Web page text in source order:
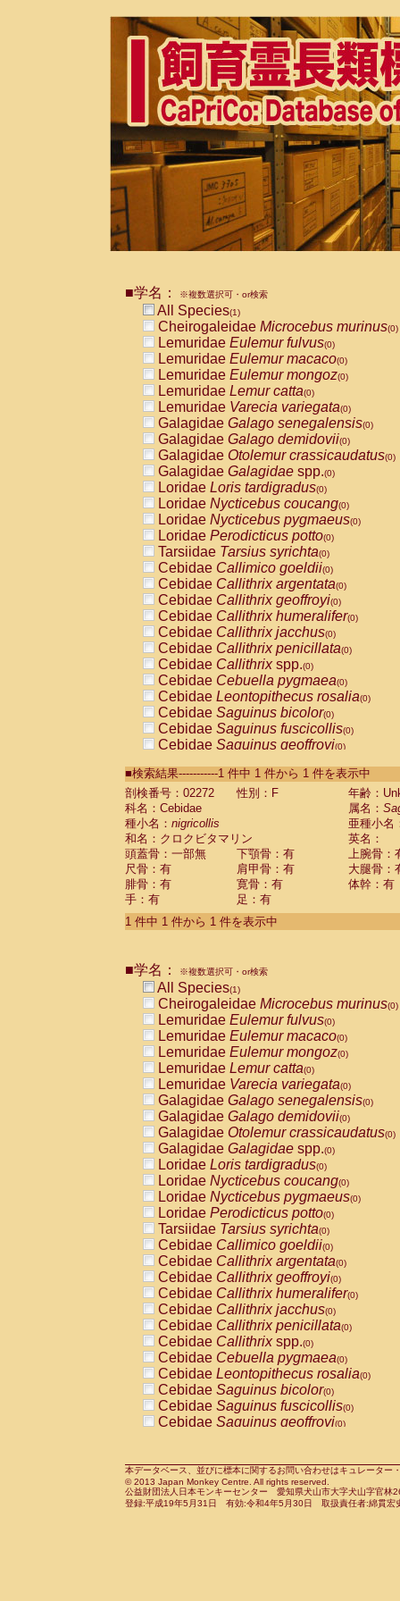
■学名： ※複数選択可・or検索
All Species(1)
Cheirogaleidae Microcebus murinus(0)
Lemuridae Eulemur fulvus(0)
Lemuridae Eulemur macaco(0)
Lemuridae Eulemur mongoz(0)
Lemuridae Lemur catta(0)
Lemuridae Varecia variegata(0)
Galagidae Galago senegalensis(0)
Galagidae Galago demidovii(0)
Galagidae Otolemur crassicaudatus(0)
Galagidae Galagidae spp.(0)
Loridae Loris tardigradus(0)
Loridae Nycticebus coucang(0)
Loridae Nycticebus pygmaeus(0)
Loridae Perodicticus potto(0)
Tarsiidae Tarsius syrichta(0)
Cebidae Callimico goeldii(0)
Cebidae Callithrix argentata(0)
Cebidae Callithrix geoffroyi(0)
Cebidae Callithrix humeralifer(0)
Cebidae Callithrix jacchus(0)
Cebidae Callithrix penicillata(0)
Cebidae Callithrixspp.(0)
Cebidae Cebuella pygmaea(0)
Cebidae Leontopithecus rosalia(0)
Cebidae Saguinus bicolor(0)
Cebidae Saguinus fuscicollis(0)
Cebidae Saguinus geoffroyi(0)
CebidaeSaguinus labiatus(0)
Cebidae Saguinus leucopus (0)
Cebidae
CebidaeSaguinus mystax
CebidaeSaguinus nigricollis (1)
Cebidae Saguinus oedipus
Cebidae Saguinus weddelli
Cebidae Saguinusspp.
Cebidae Aotus trivirgatus
Cebidae Cebus albifrons
CebidaeCebus nigrivittatus
CebidaeCebus
CebidaeSaimiri boliviensis(0)
CebidaeSaimiri sciureus(0)
AtelidaeAlouatta caraya(0)
AtelidaeAlouatta fusca(0)
AtelidaeAlouatta seniculus
AtelidaeAlouattaspp.(0)
AtelidaeAteles belzebuth(0)
AtelidaeAteles geoffroyi(0)
AtelidaeAteles paniscus(0)
AtelidaeAtelesspp.(0)
Atelidae Lagothrix lagothricha
AtelidaeLagothrix lagothricha cana
PitheciidaeCacajao calvus
PitheciidaeCallicebus cupreus
PitheciidaeCallicebus donacophilus
PitheciidaeCallicebus moloch
PitheciidaeCallicebus torquatus
PitheciidaeCallicebusspp.(0)
PitheciidaeChiropotes satanas(0)
PitheciidaePithecia monachus
PitheciidaePithecia pithecia(0)
CercopithecidaeCercocebus agilis
CercopithecidaeCercocebus
CercopithecidaeCercocebus
CercopithecidaeCercocebus
CercopithecidaeCercocebus
CercopithecidaeCercocebushybrid
CercopithecidaePapio anubis(0)
CercopithecidaePapio cynocephalus
CercopithecidaePapio hamadryas(0)
■検索結果-----------1 件中 1 件から 1 件を表示中
剖検番号：02272
性別：F
年齢：
科名：Cebidae
属名：
種小名： nigricollis
亜種小名
和名：クロクビタマリン
英名：
頭蓋骨：一部無
下顎骨：有
上腕骨：
尺骨：有
肩甲骨：有
大腿骨：
腓骨：有
寛骨：有
体幹：有
手：有
足：有
1 件中 1 件から 1 件を表示中
■学名： ※複数選択可・or検索
All Species(1)
Cheirogaleidae Microcebus murinus(0)
Lemuridae Eulemur fulvus(0)
Lemuridae Eulemur macaco(0)
Lemuridae Eulemur mongoz(0)
Lemuridae Lemur catta(0)
Lemuridae Varecia variegata(0)
Galagidae Galago senegalensis(0)
Galagidae Galago demidovii(0)
Galagidae Otolemur crassicaudatus(0)
Galagidae Galagidae spp.(0)
Loridae Loris tardigradus(0)
Loridae Nycticebus coucang(0)
Loridae Nycticebus pygmaeus(0)
Loridae Perodicticus potto(0)
Tarsiidae Tarsius syrichta(0)
Cebidae Callimico goeldii(0)
Cebidae Callithrix argentata(0)
Cebidae Callithrix geoffroyi(0)
Cebidae Callithrix humeralifer(0)
Cebidae Callithrix jacchus(0)
Cebidae Callithrix penicillata(0)
Cebidae Callithrixspp.(0)
Cebidae Cebuella pygmaea(0)
Cebidae Leontopithecus rosalia(0)
Cebidae Saguinus bicolor(0)
Cebidae Saguinus fuscicollis(0)
Cebidae Saguinus geoffroyi(0)
CebidaeSaguinus leucopus(0)
CebidaeSaguinus midas(0)
Cebidae Saguinus mystax(0)
本データベース、並びに標本に関するお問い合わせはキュレータ
© 2013 Japan Monkey Centre. All rights reserved.
公益財団法人日本モンキーセンター 愛知県犬山市大字犬山字官
登録:平成19年5月31日 有効:令和4年5月30日 取扱責任者:綿貫宏